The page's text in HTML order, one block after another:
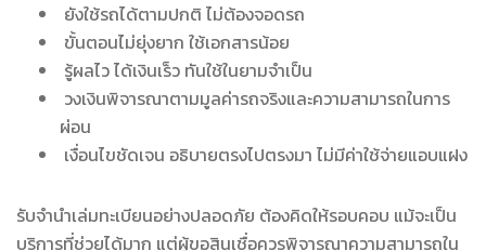
ยังใช้รถได้ตามปกติ ไม่ต้องจอดรถ
ขั้นตอนไม่ยุ่งยาก ใช้เอกสารน้อย
รู้ผลไว ได้เงินเร็ว ทันใช้ในยามจำเป็น
วงเงินพิจารณาตามมูลค่ารถจริงและความสามารถในการ
ผ่อน
เงื่อนไขชัดเจน อธิบายตรงไปตรงมา ไม่มีค่าใช้จ่ายแอบแฝง
รับจำนำเล่มทะเบียนอย่างปลอดภัย ต้องคิดให้รอบคอบ แม้จะเป็น
บริการที่ช่วยได้มาก แต่ผู้ขอสินเชื่อควรพิจารณาความสามารถใน